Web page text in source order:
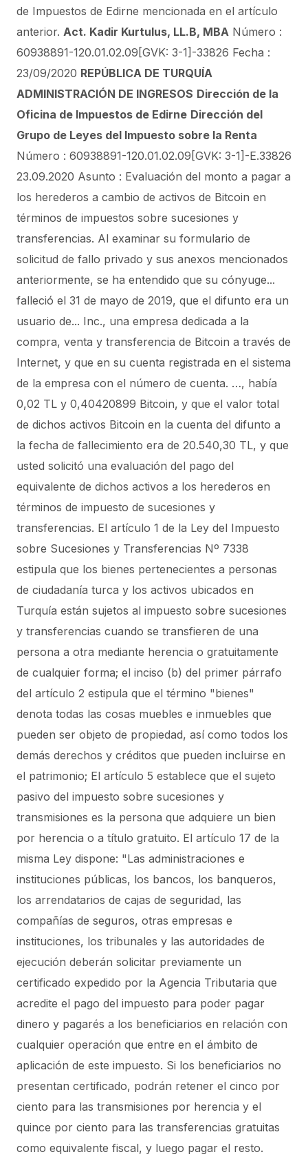
de Impuestos de Edirne mencionada en el artículo
anterior. Act. Kadir Kurtulus, LL.B, MBA Número :
60938891-120.01.02.09[GVK: 3-1]-33826 Fecha :
23/09/2020 REPÚBLICA DE TURQUÍA
ADMINISTRACIÓN DE INGRESOS Dirección de la
Oficina de Impuestos de Edirne Dirección del
Grupo de Leyes del Impuesto sobre la Renta
Número : 60938891-120.01.02.09[GVK: 3-1]-E.33826
23.09.2020 Asunto : Evaluación del monto a pagar a
los herederos a cambio de activos de Bitcoin en
términos de impuestos sobre sucesiones y
transferencias. Al examinar su formulario de
solicitud de fallo privado y sus anexos mencionados
anteriormente, se ha entendido que su cónyuge...
falleció el 31 de mayo de 2019, que el difunto era un
usuario de... Inc., una empresa dedicada a la
compra, venta y transferencia de Bitcoin a través de
Internet, y que en su cuenta registrada en el sistema
de la empresa con el número de cuenta. …, había
0,02 TL y 0,40420899 Bitcoin, y que el valor total
de dichos activos Bitcoin en la cuenta del difunto a
la fecha de fallecimiento era de 20.540,30 TL, y que
usted solicitó una evaluación del pago del
equivalente de dichos activos a los herederos en
términos de impuesto de sucesiones y
transferencias. El artículo 1 de la Ley del Impuesto
sobre Sucesiones y Transferencias Nº 7338
estipula que los bienes pertenecientes a personas
de ciudadanía turca y los activos ubicados en
Turquía están sujetos al impuesto sobre sucesiones
y transferencias cuando se transfieren de una
persona a otra mediante herencia o gratuitamente
de cualquier forma; el inciso (b) del primer párrafo
del artículo 2 estipula que el término "bienes"
denota todas las cosas muebles e inmuebles que
pueden ser objeto de propiedad, así como todos los
demás derechos y créditos que pueden incluirse en
el patrimonio; El artículo 5 establece que el sujeto
pasivo del impuesto sobre sucesiones y
transmisiones es la persona que adquiere un bien
por herencia o a título gratuito. El artículo 17 de la
misma Ley dispone: "Las administraciones e
instituciones públicas, los bancos, los banqueros,
los arrendatarios de cajas de seguridad, las
compañías de seguros, otras empresas e
instituciones, los tribunales y las autoridades de
ejecución deberán solicitar previamente un
certificado expedido por la Agencia Tributaria que
acredite el pago del impuesto para poder pagar
dinero y pagarés a los beneficiarios en relación con
cualquier operación que entre en el ámbito de
aplicación de este impuesto. Si los beneficiarios no
presentan certificado, podrán retener el cinco por
ciento para las transmisiones por herencia y el
quince por ciento para las transferencias gratuitas
como equivalente fiscal, y luego pagar el resto.